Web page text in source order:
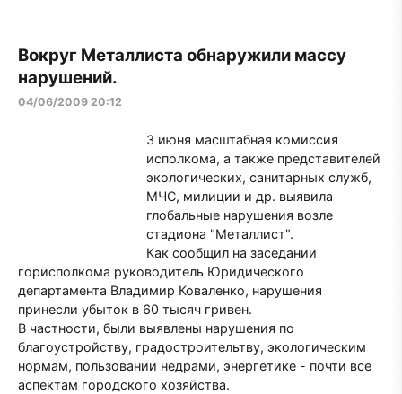
Вокруг Металлиста обнаружили массу
нарушений.
04/06/2009 20:12
3 июня масштабная комиссия
исполкома, а также представителей
экологических, санитарных служб,
МЧС, милиции и др. выявила
глобальные нарушения возле
стадиона "Металлист".
Как сообщил на заседании
горисполкома руководитель Юридического
департамента Владимир Коваленко, нарушения
принесли убыток в 60 тысяч гривен.
В частности, были выявлены нарушения по
благоустройству, градостроительтву, экологическим
нормам, пользовании недрами, энергетике - почти все
аспектам городского хозяйства.